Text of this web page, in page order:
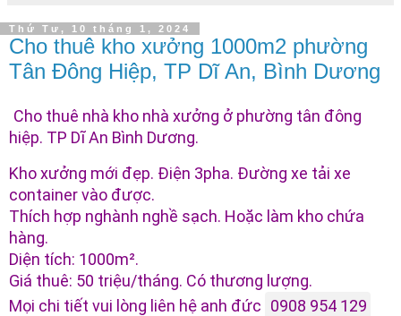
Thứ Tư, 10 tháng 1, 2024
Cho thuê kho xưởng 1000m2 phường
Tân Đông Hiệp, TP Dĩ An, Bình Dương
Cho thuê nhà kho nhà xưởng ở phường tân đông
hiệp. TP Dĩ An Bình Dương.
Kho xưởng mới đẹp. Điện 3pha. Đường xe tải xe
container vào được.
Thích hợp nghành nghề sạch. Hoặc làm kho chứa
hàng.
Diện tích: 1000m².
Giá thuê: 50 triệu/tháng. Có thương lượng.
Mọi chi tiết vui lòng liên hệ anh đức 0908 954 129